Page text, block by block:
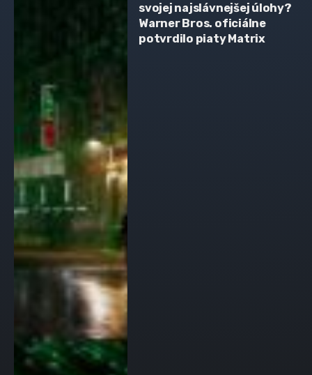
svojej najslávnejšej úlohy?
Warner Bros. oficiálne
potvrdilo piaty Matrix